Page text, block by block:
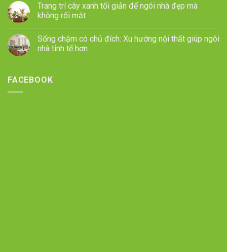
Trang trí cây xanh tối giản để ngôi nhà đẹp mà
không rối mắt
Sống chậm có chủ đích: Xu hướng nội thất giúp ngôi
nhà tinh tế hơn
FACEBOOK